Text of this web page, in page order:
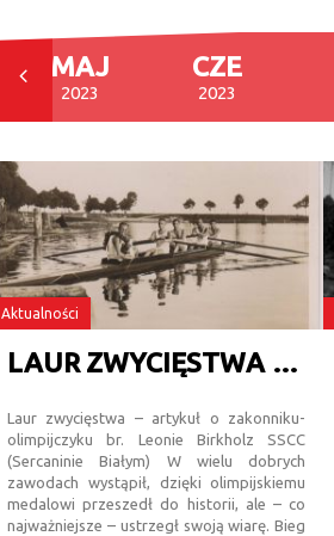
MAJ
2023
CZE
2023
Aktualności
LAUR ZWYCIĘSTWA - O ZAKONNIKU - OLIMPIJCZYKU
Laur zwycięstwa – artykuł o zakonniku-
olimpijczyku br. Leonie Birkholz SSCC
(Sercaninie Białym) W wielu dobrych
zawodach wystąpił, dzięki olimpijskiemu
medalowi przeszedł do historii, ale – co
najważniejsze – ustrzegł swoją wiarę. Bieg